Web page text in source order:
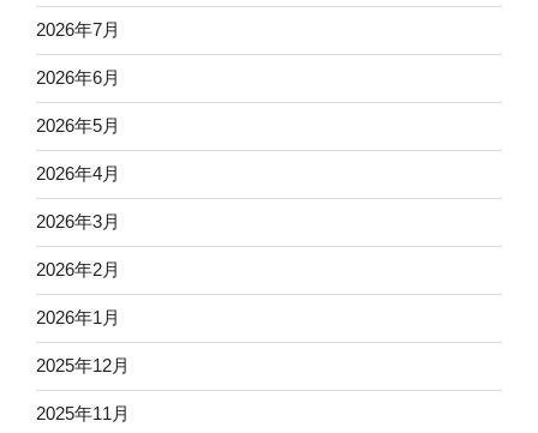
2026年7月
2026年6月
2026年5月
2026年4月
2026年3月
2026年2月
2026年1月
2025年12月
2025年11月